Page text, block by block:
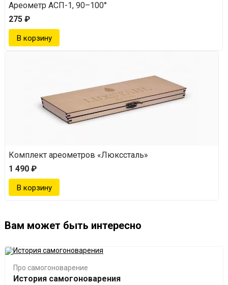
Ареометр АСП-1, 90–100°
275 ₽
Комплект ареометров «Люкссталь»
1 490 ₽
Вам может быть интересно
Про самогоноварение
История самогоноварения